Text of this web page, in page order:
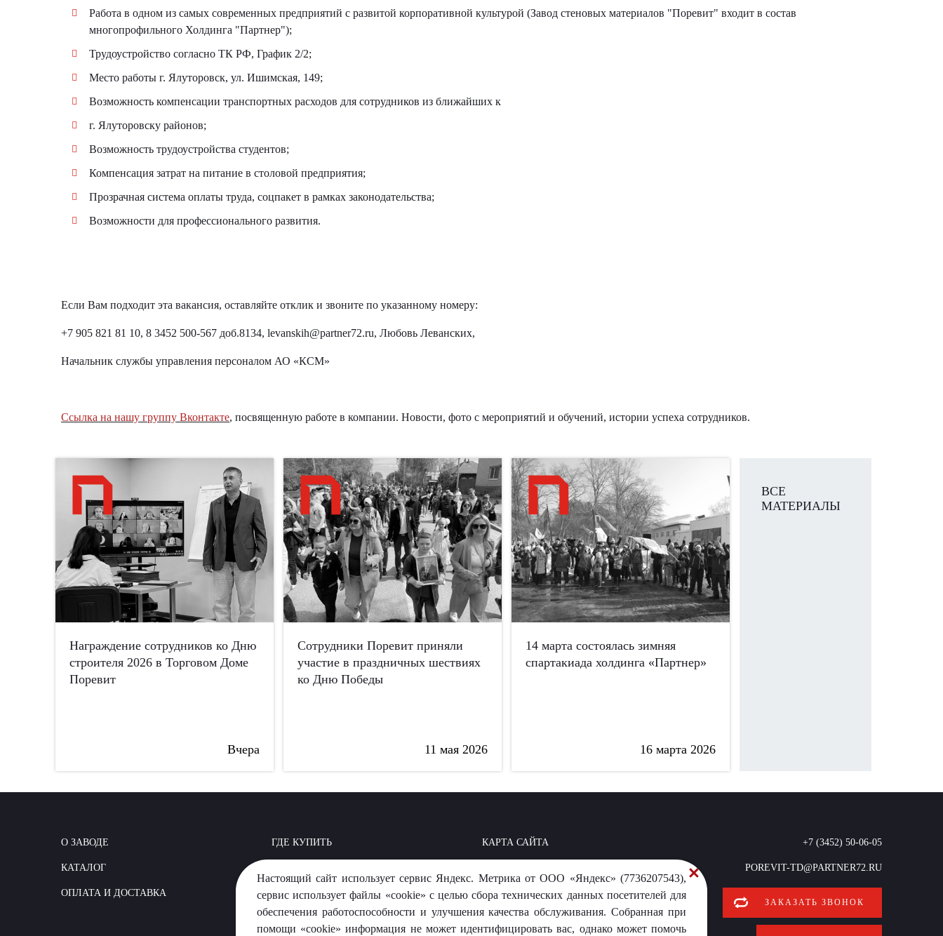
Работа в одном из самых современных предприятий с развитой корпоративной культурой (Завод стеновых материалов "Поревит" входит в состав
многопрофильного Холдинга "Партнер");
Трудоустройство согласно ТК РФ, График 2/2;
Место работы г. Ялуторовск, ул. Ишимская, 149;
Возможность компенсации транспортных расходов для сотрудников из ближайших к
г. Ялуторовску районов;
Возможность трудоустройства студентов;
Компенсация затрат на питание в столовой предприятия;
Прозрачная система оплаты труда, соцпакет в рамках законодательства;
Возможности для профессионального развития.
Если Вам подходит эта вакансия, оставляйте отклик и звоните по указанному номеру:
+7 905 821 81 10, 8 3452 500-567 доб.8134, levanskih@partner72.ru, Любовь Леванских,
Начальник службы управления персоналом АО «КСМ»
Ссылка на нашу группу Вконтакте, посвященную работе в компании. Новости, фото с мероприятий и обучений, истории успеха сотрудников.
Награждение сотрудников ко Дню
строителя 2026 в Торговом Доме
Поревит
Вчера
Сотрудники Поревит приняли
участие в праздничных шествиях
ко Дню Победы
11 мая 2026
14 марта состоялась зимняя
спартакиада холдинга «Партнер»
16 марта 2026
ВСЕ
МАТЕРИАЛЫ
О ЗАВОДЕ
КАТАЛОГ
ОПЛАТА И ДОСТАВКА
ГДЕ КУПИТЬ
ВОПРОС-ОТВЕТ
КАРТА САЙТА +7 (3452) 50-06-05
POREVIT-TD@PARTNER72.RU
ЗАКАЗАТЬ ЗВОНОК
Настоящий сайт использует сервис Яндекс. Метрика от ООО «Яндекс» (7736207543),
сервис использует файлы «cookie» с целью сбора технических данных посетителей для
обеспечения работоспособности и улучшения качества обслуживания. Собранная при
помощи «cookie» информация не может идентифицировать вас, однако может помочь